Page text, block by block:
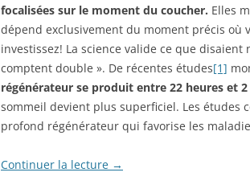
focalisées sur le moment du coucher. Elles
dépend exclusivement du moment précis où
investissez! La science valide ce que
comptent double ». De récentes études[1]
régénérateur se produit entre 22 heures et
sommeil devient plus superficiel. Les études
profond régénérateur qui favorise les
Continuer la lecture →